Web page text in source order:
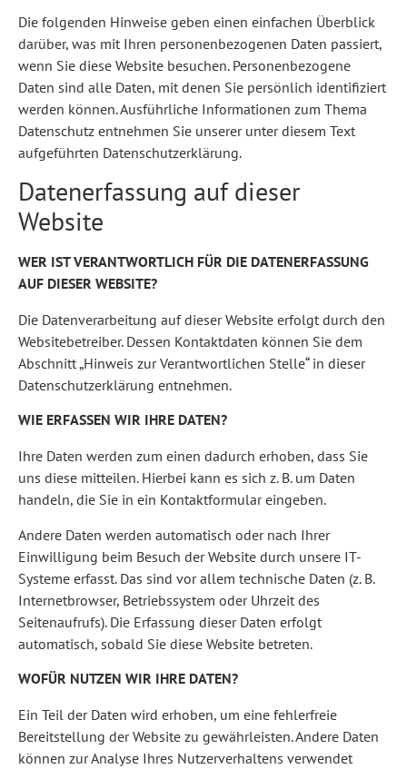
Die folgenden Hinweise geben einen einfachen Überblick
darüber, was mit Ihren personenbezogenen Daten passiert,
wenn Sie diese Website besuchen. Personenbezogene
Daten sind alle Daten, mit denen Sie persönlich identifiziert
werden können. Ausführliche Informationen zum Thema
Datenschutz entnehmen Sie unserer unter diesem Text
aufgeführten Datenschutzerklärung.
Datenerfassung auf dieser
Website
WER IST VERANTWORTLICH FÜR DIE DATENERFASSUNG
AUF DIESER WEBSITE?
Die Datenverarbeitung auf dieser Website erfolgt durch den
Websitebetreiber. Dessen Kontaktdaten können Sie dem
Abschnitt „Hinweis zur Verantwortlichen Stelle“ in dieser
Datenschutzerklärung entnehmen.
WIE ERFASSEN WIR IHRE DATEN?
Ihre Daten werden zum einen dadurch erhoben, dass Sie
uns diese mitteilen. Hierbei kann es sich z. B. um Daten
handeln, die Sie in ein Kontaktformular eingeben.
Andere Daten werden automatisch oder nach Ihrer
Einwilligung beim Besuch der Website durch unsere IT-
Systeme erfasst. Das sind vor allem technische Daten (z. B.
Internetbrowser, Betriebssystem oder Uhrzeit des
Seitenaufrufs). Die Erfassung dieser Daten erfolgt
automatisch, sobald Sie diese Website betreten.
WOFÜR NUTZEN WIR IHRE DATEN?
Ein Teil der Daten wird erhoben, um eine fehlerfreie
Bereitstellung der Website zu gewährleisten. Andere Daten
können zur Analyse Ihres Nutzerverhaltens verwendet